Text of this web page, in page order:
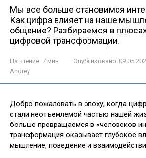
Мы все больше становимся
Как цифра влияет на наше
общение? Разбираемся в
цифровой трансформации.
На чтение: 7 мин Опубликовано:
Andrey
Добро пожаловать в эпоху, когда
стали неотъемлемой частью нашей
больше превращаемся в «человеков
трансформация оказывает глубокое
мышление, поведение и